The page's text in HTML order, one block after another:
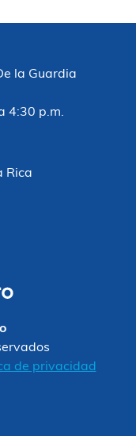
la Guardia
4:30 p.m.
Rica
de privacidad